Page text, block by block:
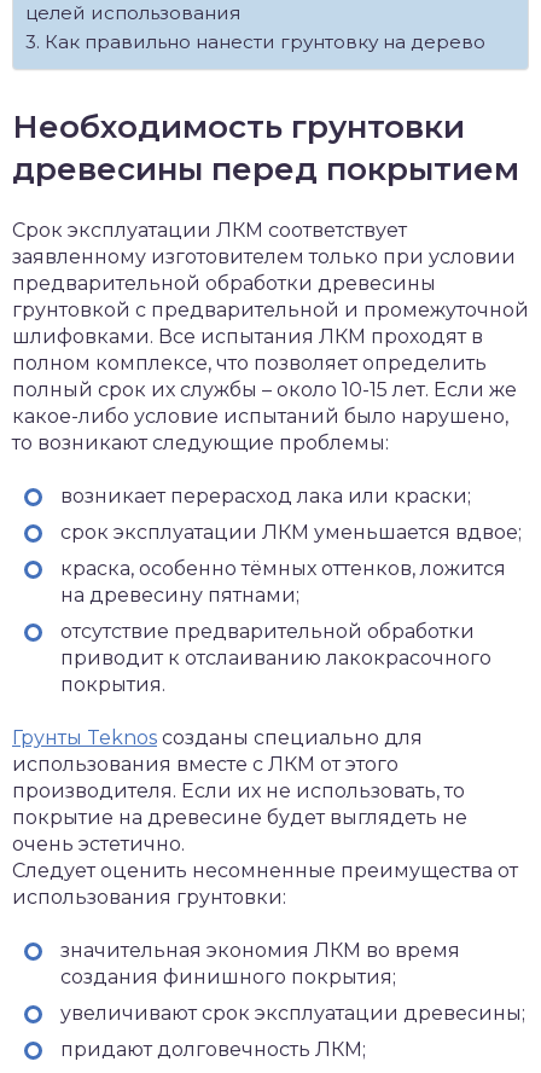
целей использования
Как правильно нанести грунтовку на дерево
Необходимость грунтовки
древесины перед покрытием
Срок эксплуатации ЛКМ соответствует
заявленному изготовителем только при условии
предварительной обработки древесины
грунтовкой с предварительной и промежуточной
шлифовками. Все испытания ЛКМ проходят в
полном комплексе, что позволяет определить
полный срок их службы – около 10-15 лет. Если же
какое-либо условие испытаний было нарушено,
то возникают следующие проблемы:
возникает перерасход лака или краски;
срок эксплуатации ЛКМ уменьшается вдвое;
краска, особенно тёмных оттенков, ложится
на древесину пятнами;
отсутствие предварительной обработки
приводит к отслаиванию лакокрасочного
покрытия.
Грунты Teknos созданы специально для
использования вместе с ЛКМ от этого
производителя. Если их не использовать, то
покрытие на древесине будет выглядеть не
очень эстетично.
Следует оценить несомненные преимущества от
использования грунтовки:
значительная экономия ЛКМ во время
создания финишного покрытия;
увеличивают срок эксплуатации древесины;
придают долговечность ЛКМ;